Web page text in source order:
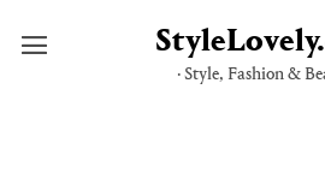
· Style, Fashion &